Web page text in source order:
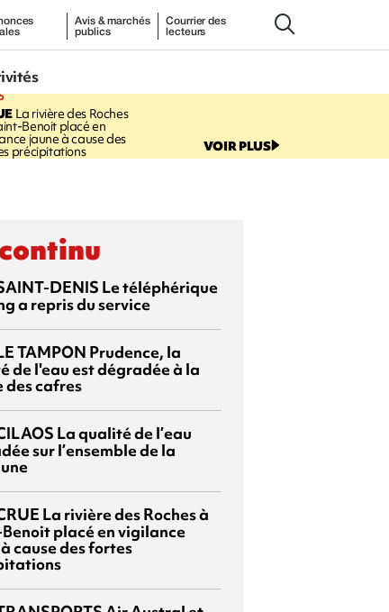
Avis & marchés
publics
Courrier des
lecteurs
La rivière des Roches
Benoit placé en
jaune à cause des
précipitations VOIR PLUS
DENIS Le téléphérique
a repris du service
TAMPON Prudence, la
de l'eau est dégradée à la
des cafres
La qualité de l’eau
sur l’ensemble de la
La rivière des Roches à
placé en vigilance
cause des fortes